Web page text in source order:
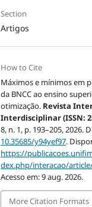
Section
Artigos
How to Cite
Máximos e mínimos em
da BNCC ao ensino
otimização. Revista
Interdisciplinar (ISSN:
8, n. 1, p. 193–205, 2026.
10.35685/y94yef97.
https://
dex.php/interacao/
Acesso em: 9 aug. 2026.
More Citation Formats